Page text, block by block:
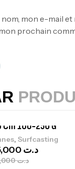
mon e-mail et
prochain
Inox T26S/35
Cm 100-250 G
, Surfcasting
د.ت239,000
د.ت